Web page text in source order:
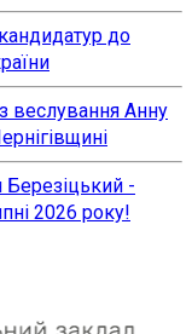
до
веслування Анну
-
2026 року!